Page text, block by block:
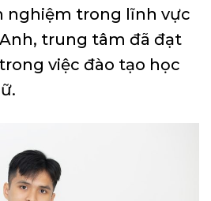
nghiệm trong lĩnh vực
trung tâm đã đạt
việc đào tạo học